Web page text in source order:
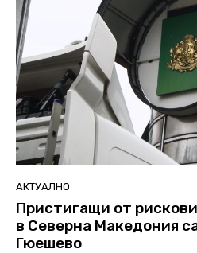
АКТУАЛНО
Пристигащи от
в Северна Македония
Гюешево